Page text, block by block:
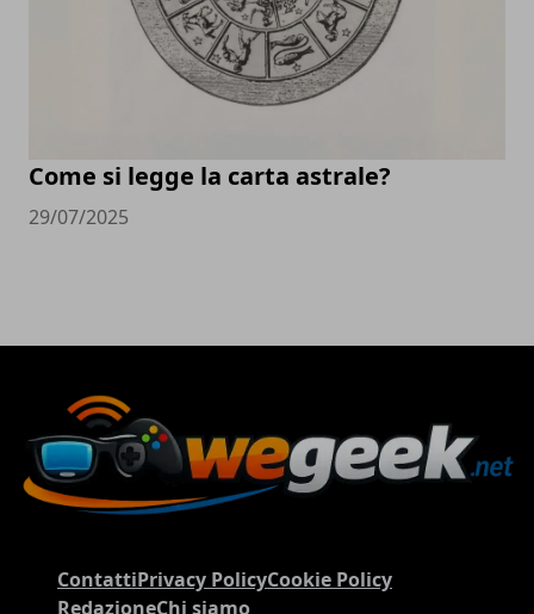
Come si legge la carta astrale?
29/07/2025
ContattiPrivacy PolicyCookie Policy
RedazioneChi siamo